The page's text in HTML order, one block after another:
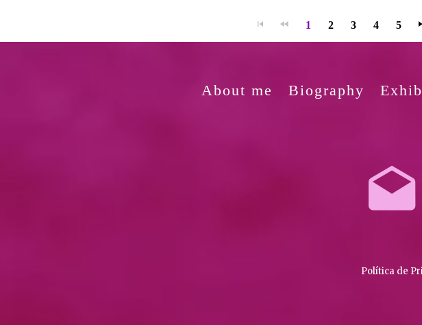
1 2 3 4 5
About me Biography
Política de